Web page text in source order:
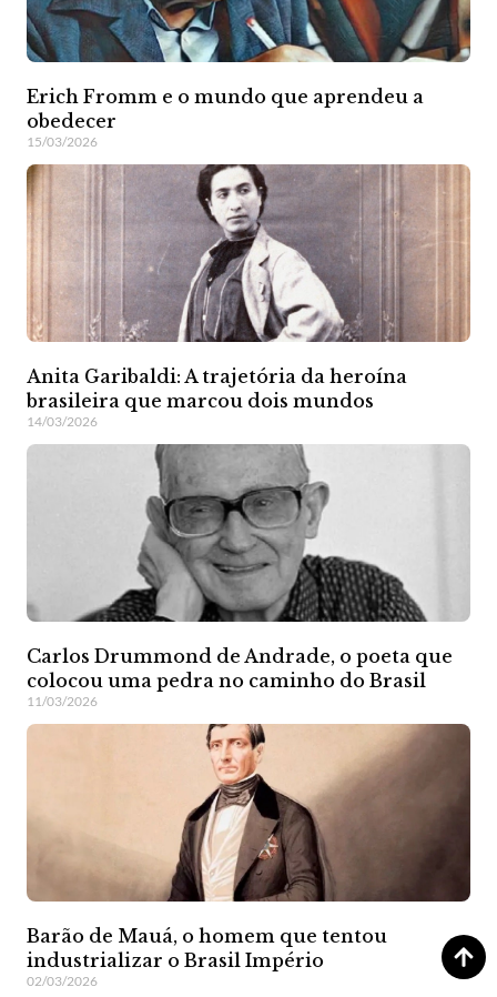
Erich Fromm e o mundo que aprendeu a
obedecer
15/03/2026
Anita Garibaldi: A trajetória da heroína
brasileira que marcou dois mundos
14/03/2026
Carlos Drummond de Andrade, o poeta que
colocou uma pedra no caminho do Brasil
11/03/2026
Barão de Mauá, o homem que tentou
industrializar o Brasil Império
02/03/2026